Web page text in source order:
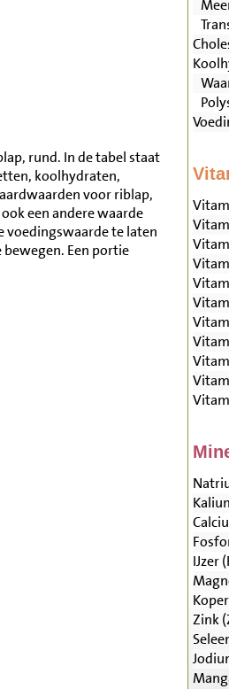
rund. In de tabel staat
koolhydraten,
voor riblap,
een andere waarde
voedingswaarde te laten
Een portie
IJzer
Zink